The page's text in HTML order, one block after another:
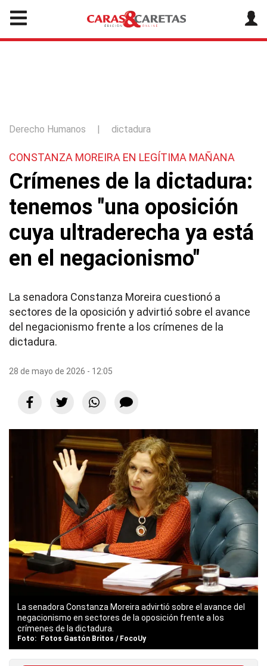
Derecho Humanos | dictadura
CONSTANZA MOREIRA EN LEGÍTIMA MAÑANA
Crímenes de la dictadura:
tenemos "una oposición
cuya ultraderecha ya está
en el negacionismo"
La senadora Constanza Moreira cuestionó a
sectores de la oposición y advirtió sobre el avance
del negacionismo frente a los crímenes de la
dictadura.
28 de mayo de 2026 - 12:05
La senadora Constanza Moreira advirtió sobre el avance del
negacionismo en sectores de la oposición frente a los
crímenes de la dictadura.
Fotos Gastón Britos / FocoUy